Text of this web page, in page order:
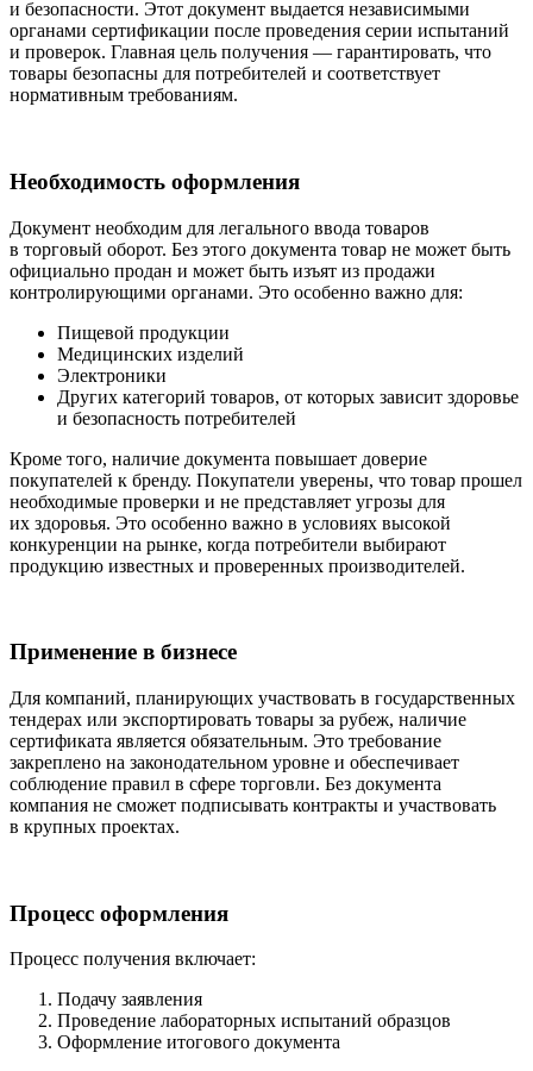
и безопасности. Этот документ выдается независимыми
органами сертификации после проведения серии испытаний
и проверок. Главная цель получения — гарантировать, что
товары безопасны для потребителей и соответствует
нормативным требованиям.
Необходимость оформления
Документ необходим для легального ввода товаров
в торговый оборот. Без этого документа товар не может быть
официально продан и может быть изъят из продажи
контролирующими органами. Это особенно важно для:
Пищевой продукции
Медицинских изделий
Электроники
Других категорий товаров, от которых зависит здоровье
и безопасность потребителей
Кроме того, наличие документа повышает доверие
покупателей к бренду. Покупатели уверены, что товар прошел
необходимые проверки и не представляет угрозы для
их здоровья. Это особенно важно в условиях высокой
конкуренции на рынке, когда потребители выбирают
продукцию известных и проверенных производителей.
Применение в бизнесе
Для компаний, планирующих участвовать в государственных
тендерах или экспортировать товары за рубеж, наличие
сертификата является обязательным. Это требование
закреплено на законодательном уровне и обеспечивает
соблюдение правил в сфере торговли. Без документа
компания не сможет подписывать контракты и участвовать
в крупных проектах.
Процесс оформления
Процесс получения включает:
Подачу заявления
Проведение лабораторных испытаний образцов
Оформление итогового документа